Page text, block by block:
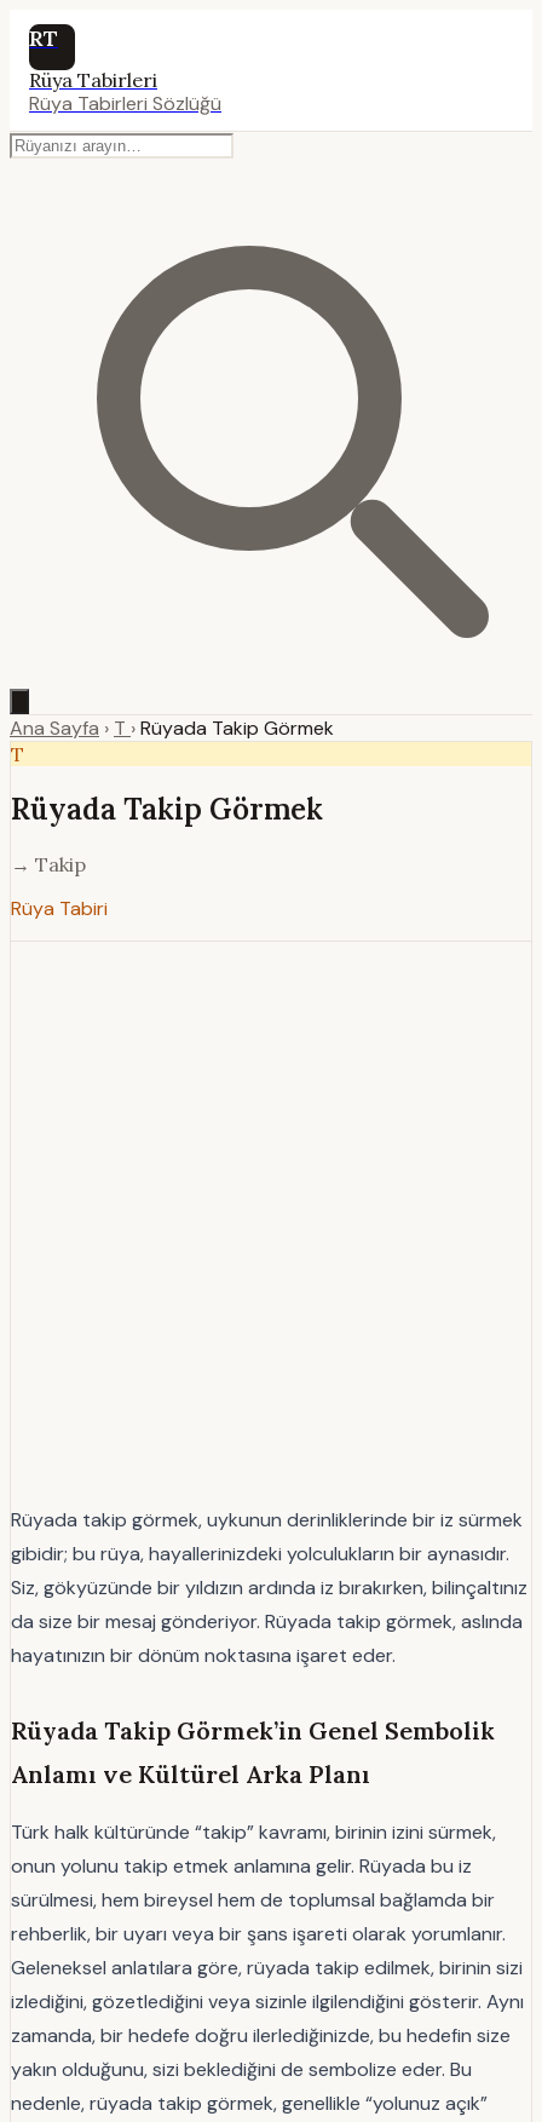
RT
Rüya Tabirleri
Rüya Tabirleri Sözlüğü
Ana Sayfa › T ›Rüyada Takip Görmek
T
Rüyada Takip Görmek
→ Takip
Rüya Tabiri
Rüyada takip görmek, uykunun derinliklerinde bir iz sürmek
gibidir; bu rüya, hayallerinizdeki yolculukların bir aynasıdır.
Siz, gökyüzünde bir yıldızın ardında iz bırakırken, bilinçaltınız
da size bir mesaj gönderiyor. Rüyada takip görmek, aslında
hayatınızın bir dönüm noktasına işaret eder.
Rüyada Takip Görmek’in Genel Sembolik
Anlamı ve Kültürel Arka Planı
Türk halk kültüründe “takip” kavramı, birinin izini sürmek,
onun yolunu takip etmek anlamına gelir. Rüyada bu iz
sürülmesi, hem bireysel hem de toplumsal bağlamda bir
rehberlik, bir uyarı veya bir şans işareti olarak yorumlanır.
Geleneksel anlatılara göre, rüyada takip edilmek, birinin sizi
izlediğini, gözetlediğini veya sizinle ilgilendiğini gösterir. Aynı
zamanda, bir hedefe doğru ilerlediğinizde, bu hedefin size
yakın olduğunu, sizi beklediğini de sembolize eder. Bu
nedenle, rüyada takip görmek, genellikle “yolunuz açık”